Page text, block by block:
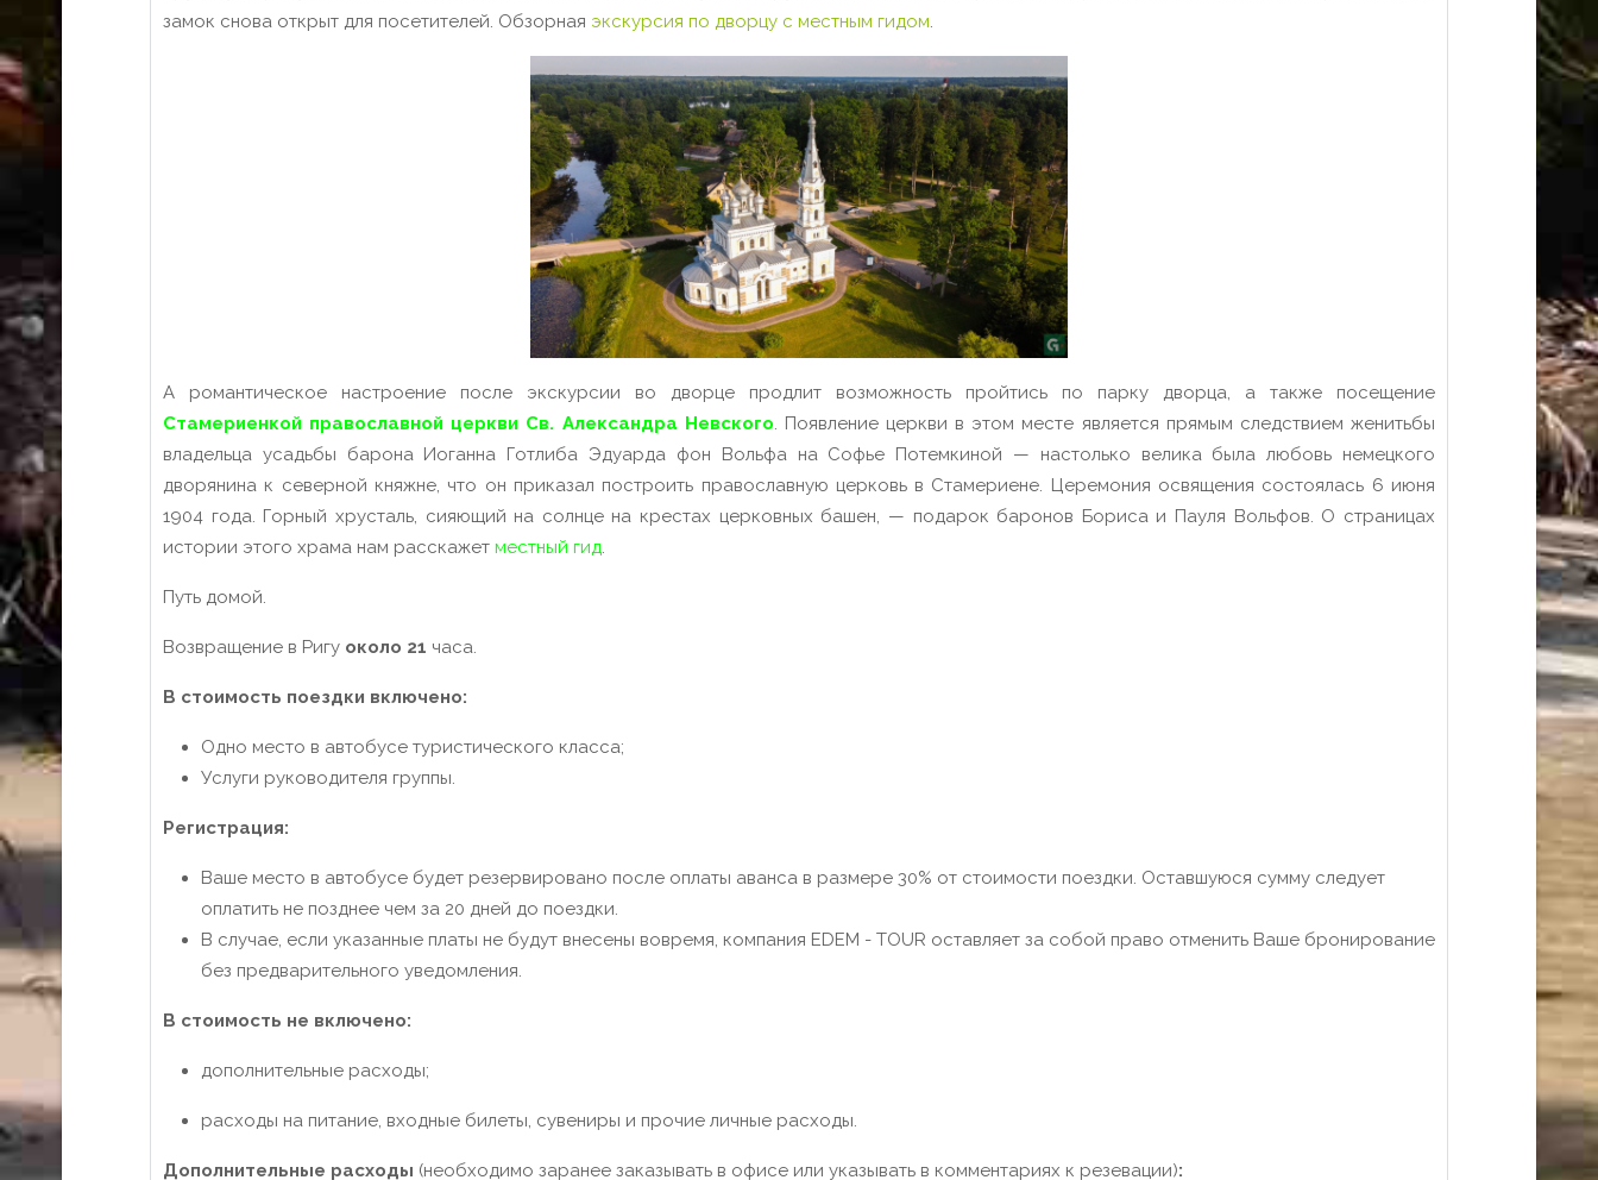
замок снова открыт для посетителей. Обзорная экскурсия по дворцу с местным гидом.
А романтическое настроение после экскурсии во дворце продлит возможность пройтись по парку дворца, а также посещение
Стамериенкой православной церкви Св. Александра Невского. Появление церкви в этом месте является прямым следствием женитьбы
владельца усадьбы барона Иоганна Готлиба Эдуарда фон Вольфа на Софье Потемкиной — настолько велика была любовь немецкого
дворянина к северной княжне, что он приказал построить православную церковь в Стамериене. Церемония освящения состоялась 6 июня
1904 года. Горный хрусталь, сияющий на солнце на крестах церковных башен, — подарок баронов Бориса и Пауля Вольфов. О страницах
истории этого храма нам расскажет местный гид.
Путь домой.
Возвращение в Ригу около 21 часа.
В стоимость поездки включено:
Одно место в автобусе туристического класса;
Услуги руководителя группы.
Регистрация:
Ваше место в автобусе будет резервировано после оплаты аванса в размере 30% от стоимости поездки. Оставшуюся сумму следует
оплатить не позднее чем за 20 дней до поездки.
В случае, если указанные платы не будут внесены вовремя, компания EDEM - TOUR оставляет за собой право отменить Ваше бронирование
без предварительного уведомления.
В стоимость не включено:
дополнительные расходы;
расходы на питание, входные билеты, сувениры и прочие личные расходы.
Дополнительные расходы (необходимо заранее заказывать в офисе или указывать в комментариях к резевации):